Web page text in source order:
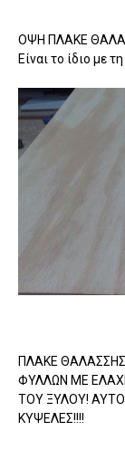
ΟΨΗ ΠΛΑΚΕ
Είναι το ίδιο με
ΠΛΑΚΕ
ΦΥΛΛΩΝ ΜΕ
ΤΟΥ ΞΥΛΟΥ! ΑΥΤΟ
ΚΥΨΕΛΕΣ!!!!